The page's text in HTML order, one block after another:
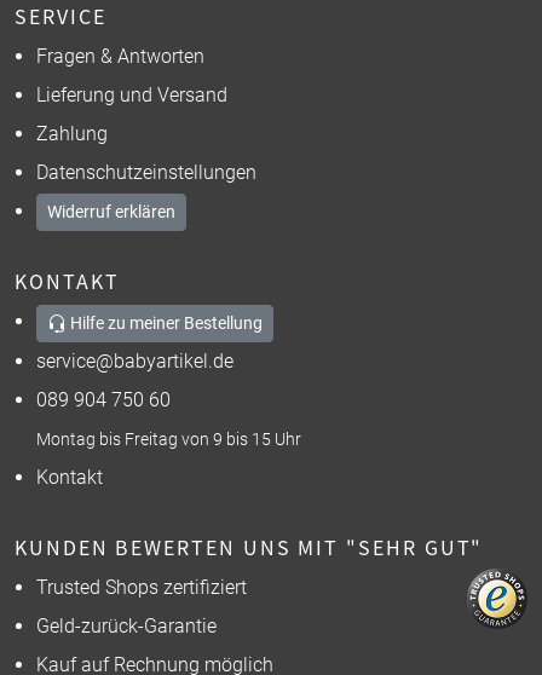
SERVICE
Fragen & Antworten
Lieferung und Versand
Zahlung
Datenschutzeinstellungen
Widerruf erklären
KONTAKT
Hilfe zu meiner Bestellung
service@babyartikel.de
089 904 750 60
Montag bis Freitag von 9 bis 15 Uhr
Kontakt
KUNDEN BEWERTEN UNS MIT "SEHR GUT"
Trusted Shops zertifiziert
Geld-zurück-Garantie
Kauf auf Rechnung möglich